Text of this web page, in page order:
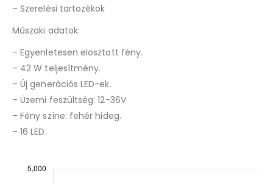
– Szerelési tartozékok
Műszaki adatok:
– Egyenletesen elosztott fény.
– 42 W teljesítmény.
– Új generációs LED-ek.
– Üzemi feszültség: 12-36V
– Fény színe: fehér hideg.
– 16 LED.